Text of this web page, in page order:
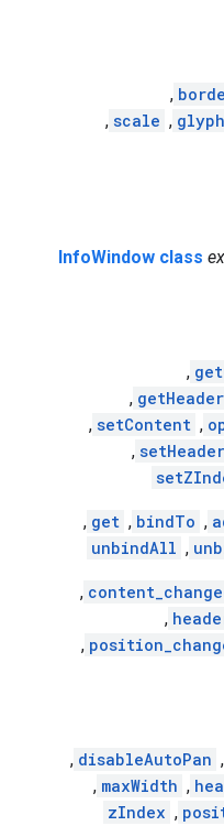
,
,
scale
,
InfoWindow class
,
,
,
setContent
,
,
,
bindTo
,
get
,
,
unbindAll
,
,
,
,
disableAutoPan
,
,
maxWidth
,
,
zIndex